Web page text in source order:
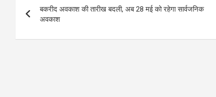
navigation
बकरीद अवकाश की तारीख बदली, अब 28 मई को रहेगा सार्वजनिक
अवकाश